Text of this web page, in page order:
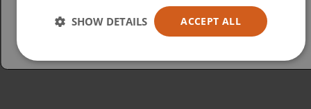
ACCEPT ALL
SHOW DETAILS